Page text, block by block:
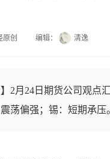
原创 编辑： 清逸
】2月24日期货公司观
荡偏强；锡：短期承压